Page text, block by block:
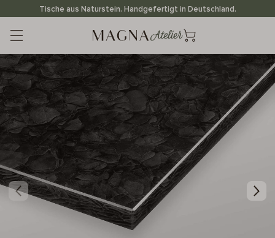
zum
Inhalt
Tische aus Naturstein. Handgefertigt in Deutschland.